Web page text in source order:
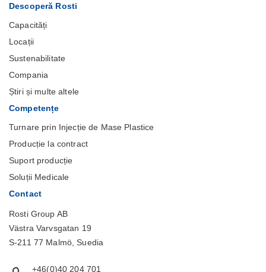
Descoperă Rosti
Capacități
Locații
Sustenabilitate
Compania
Știri și multe altele
Competențe
Turnare prin Injecție de Mase Plastice
Producție la contract
Suport producție
Soluții Medicale
Contact
Rosti Group AB
Västra Varvsgatan 19
S-211 77 Malmö, Suedia
+46(0)40 204 701